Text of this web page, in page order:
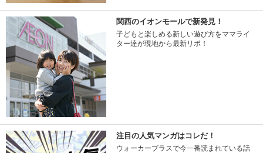
関西のイオンモールで新発見！
子どもと楽しめる新しい遊び方をママライ
ター達が現地から最新リポ！
注目の人気マンガはコレだ！
ウォーカープラスで今一番読まれている話